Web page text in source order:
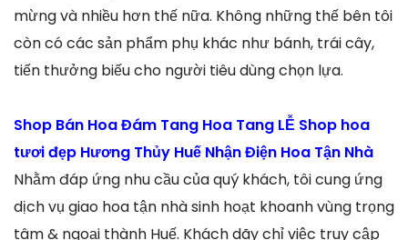
mừng và nhiều hơn thế nữa. Không những thế bên tôi
còn có các sản phẩm phụ khác như bánh, trái cây,
tiến thưởng biếu cho người tiêu dùng chọn lựa.
Shop Bán Hoa Đám Tang Hoa Tang LỄ Shop hoa
tươi đẹp Hương Thủy Huế Nhận Điện Hoa Tận Nhà
Nhằm đáp ứng nhu cầu của quý khách, tôi cung ứng
dịch vụ giao hoa tận nhà sinh hoạt khoanh vùng trọng
tâm & ngoại thành Huế. Khách dãy chỉ việc truy cập